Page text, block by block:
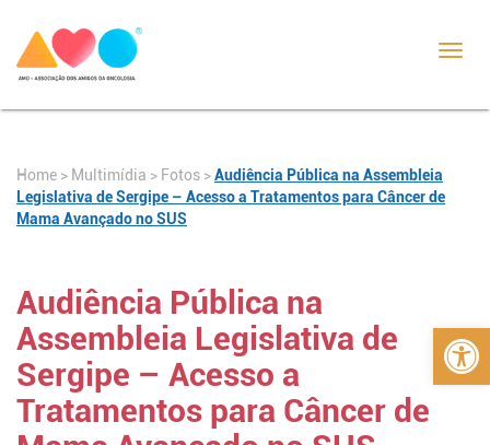
Abrir
Home > Multimídia > Fotos >Audiência Pública na Assembleia
Legislativa de Sergipe – Acesso a Tratamentos para Câncer de
Mama Avançado no SUS
Audiência Pública na
Assembleia Legislativa de
Sergipe – Acesso a
Tratamentos para Câncer de